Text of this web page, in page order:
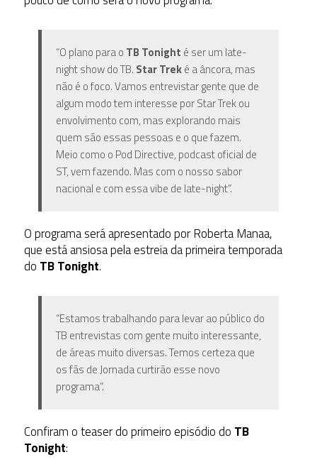
“O plano para o TB Tonight é ser um late-
night show do TB. Star Treké a âncora, mas
não é o foco. Vamos entrevistar gente que de
algum modo tem interesse por Star Trek ou
envolvimento com, mas explorando mais
quem são essas pessoas e o que fazem.
Meio como o Pod Directive, podcast oficial de
ST, vem fazendo. Mas com o nosso sabor
nacional e com essa vibe de late-night”.
O programa será apresentado por Roberta Manaa,
que está ansiosa pela estreia da primeira temporada
do TB Tonight.
“Estamos trabalhando para levar ao público do
TB entrevistas com gente muito interessante,
de áreas muito diversas. Temos certeza que
os fãs de Jornada curtirão esse novo
programa”.
Confiram o teaser do primeiro episódio do TB
Tonight: